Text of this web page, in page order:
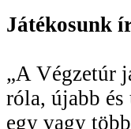
Játékosunk
„A Végzetúr
róla, újabb
egy vagy